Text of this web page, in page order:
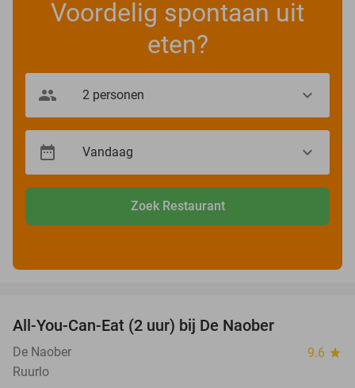
Voordelig spontaan uit
eten?
Zoek Restaurant
All-You-Can-Eat (2 uur) bij De Naober
De Naober 9.6 star
Ruurlo